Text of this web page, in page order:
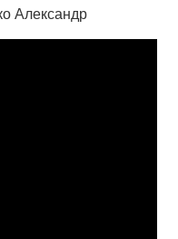
Александр